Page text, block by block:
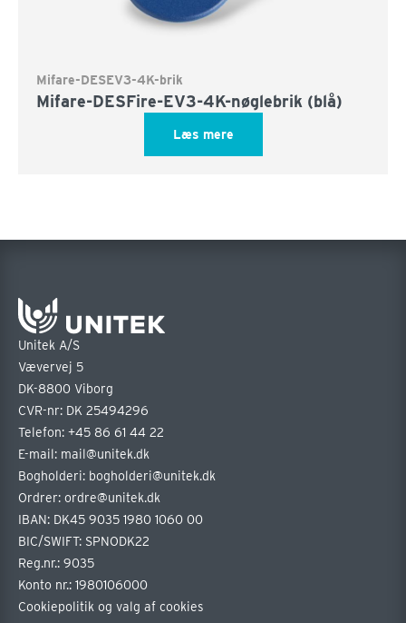
Mifare-DESEV3-4K-brik
Mifare-DESFire-EV3-4K-nøglebrik (blå)
Læs mere
Unitek A/S
Vævervej 5
DK-8800 Viborg
CVR-nr: DK 25494296
Telefon: +45 86 61 44 22
E-mail: mail@unitek.dk
Bogholderi: bogholderi@unitek.dk
Ordrer: ordre@unitek.dk
IBAN: DK45 9035 1980 1060 00
BIC/SWIFT: SPNODK22
Reg.nr.: 9035
Konto nr.: 1980106000
Cookiepolitik og valg af cookies